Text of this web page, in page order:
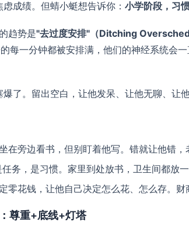
成绩。但蜻小蜓想告诉你： 小学阶段，习
趋势是"去过度安排"（Ditching
每一分钟都被安排满，他们的神经系统会
了。留出空白，让他发呆、让他无聊、让他
在旁边看书，但别盯着他写。错就让他错
任务，是习惯。家里到处放书，卫生间都放
零花钱，让他自己决定怎么花、怎么存。财
尊重+底线+灯塔